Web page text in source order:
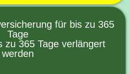
für bis zu 365
Tage
zu 365 Tage verlängert
werden